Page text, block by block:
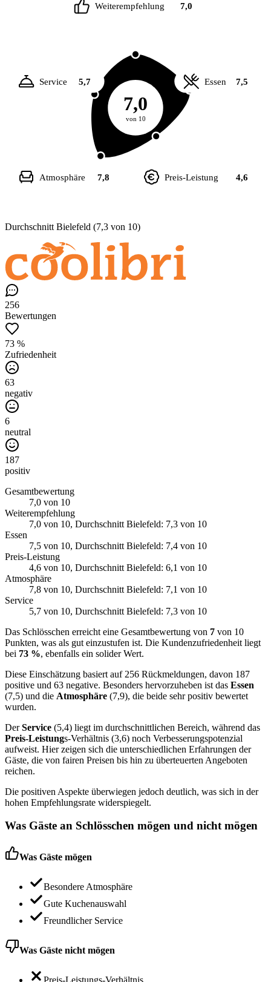
7,0
von 10
Weiterempfehlung 7,0
Essen 7,5
Preis-Leistung 4,6
Atmosphäre 7,8
Service 5,7
Durchschnitt Bielefeld (7,3 von 10)
256
Bewertungen
73 %
Zufriedenheit
63
negativ
6
neutral
187
positiv
Gesamtbewertung
7,0 von 10
Weiterempfehlung
7,0 von 10, Durchschnitt Bielefeld: 7,3 von 10
Essen
7,5 von 10, Durchschnitt Bielefeld: 7,4 von 10
Preis-Leistung
4,6 von 10, Durchschnitt Bielefeld: 6,1 von 10
Atmosphäre
7,8 von 10, Durchschnitt Bielefeld: 7,1 von 10
Service
5,7 von 10, Durchschnitt Bielefeld: 7,3 von 10
Das Schlösschen erreicht eine Gesamtbewertung von 7 von 10
Punkten, was als gut einzustufen ist. Die Kundenzufriedenheit liegt
bei 73 %, ebenfalls ein solider Wert.
Diese Einschätzung basiert auf 256 Rückmeldungen, davon 187
positive und 63 negative. Besonders hervorzuheben ist das Essen
(7,5) und die Atmosphäre (7,9), die beide sehr positiv bewertet
wurden.
DerService (5,4) liegt im durchschnittlichen Bereich, während das
Preis-Leistungs-Verhältnis (3,6) noch Verbesserungspotenzial
aufweist. Hier zeigen sich die unterschiedlichen Erfahrungen der
Gäste, die von fairen Preisen bis hin zu überteuerten Angeboten
reichen.
Die positiven Aspekte überwiegen jedoch deutlich, was sich in der
hohen Empfehlungsrate widerspiegelt.
Was Gäste an Schlösschen mögen und nicht mögen
Was Gäste mögen
Besondere Atmosphäre
Gute Kuchenauswahl
Freundlicher Service
Was Gäste nicht mögen